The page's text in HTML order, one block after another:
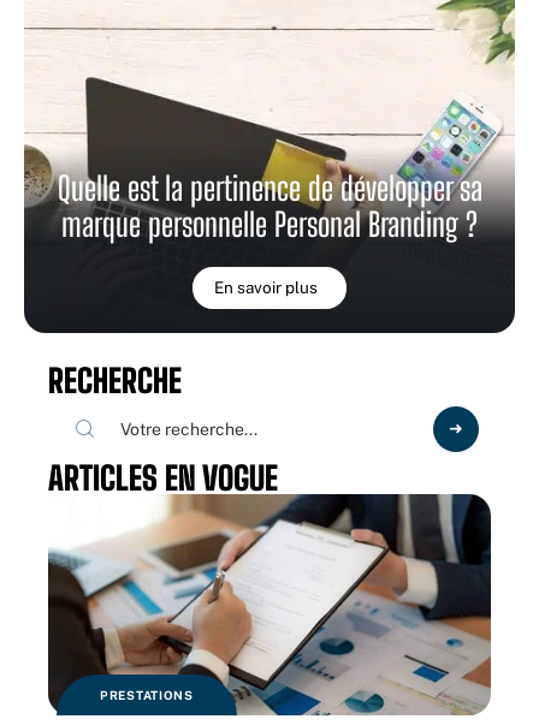
Quelle est la pertinence de développer sa
marque personnelle Personal Branding ?
En savoir plus
RECHERCHE
ARTICLES EN VOGUE
PRESTATIONS